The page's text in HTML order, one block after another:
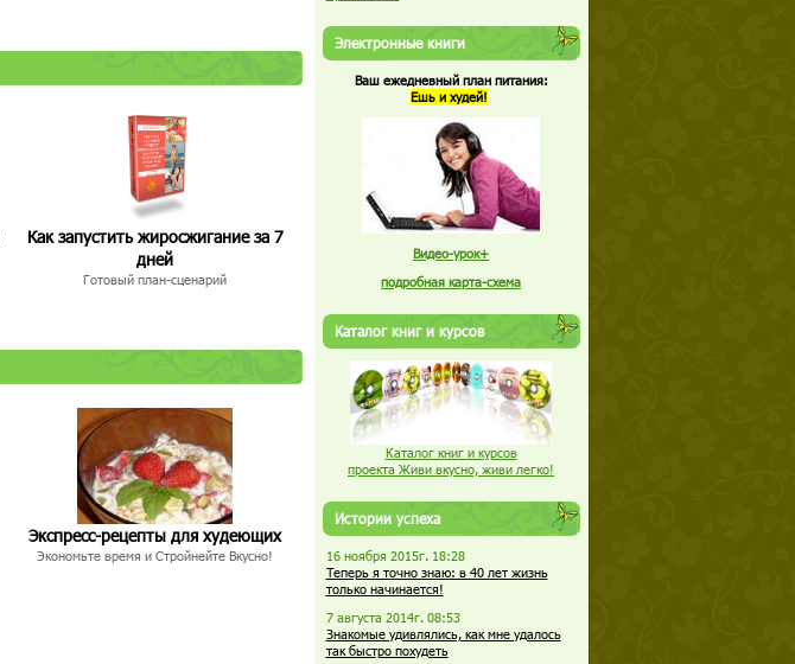
Как запустить жиросжигание за 7
дней
Готовый план-сценарий
Экспресс-рецепты для худеющих
Экономьте время и Стройнейте Вкусно!
Электронные книги
Ваш ежедневный план питания:
Ешь и худей!
Видео-урок+
подробная карта-схема
Каталог книг и курсов
Каталог книг и курсов
проекта Живи вкусно, живи легко!
Истории успеха
16 ноября 2015г. 18:28
Теперь я точно знаю: в 40 лет жизнь
только начинается!
7 августа 2014г. 08:53
Знакомые удивлялись, как мне удалось
так быстро похудеть